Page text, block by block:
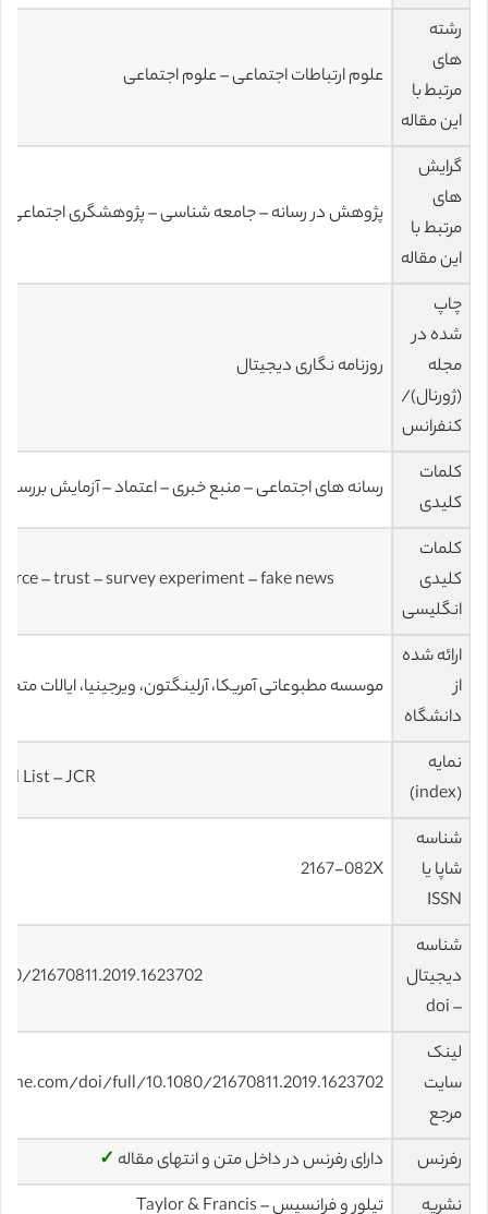
رشته
های
مرتبط با
این مقاله
علوم ارتباطات اجتماعی – علوم اجتماعی
گرایش
های
مرتبط با
این مقاله
پژوهش در رسانه – جامعه شناسی – پژوهشگری اجتماعی
چاپ
شده در
مجله
(ژورنال)/
کنفرانس
روزنامه نگاری دیجیتال
کلمات
کلیدی
رسانه‌ های اجتماعی – منبع خبری – اعتماد – آزمایش بررسی‌
کلمات
کلیدی
انگلیسی
– trust – survey experiment – fake news
ارائه شده
از
دانشگاه
موسسه مطبوعاتی آمریکا، آرلینگتون، ویرجینیا، ایالات
نمایه
(index)
List – JCR
شناسه
شاپا یا
ISSN
2167-082X
شناسه
دیجیتال
– doi
21670811.2019.1623702
لینک
سایت
مرجع
doi/full/10.1080/21670811.2019.1623702
رفرنس دارای رفرنس در داخل متن و انتهای مقاله ✓
نشریه
تیلور و فرانسیس – Taylor & Francis